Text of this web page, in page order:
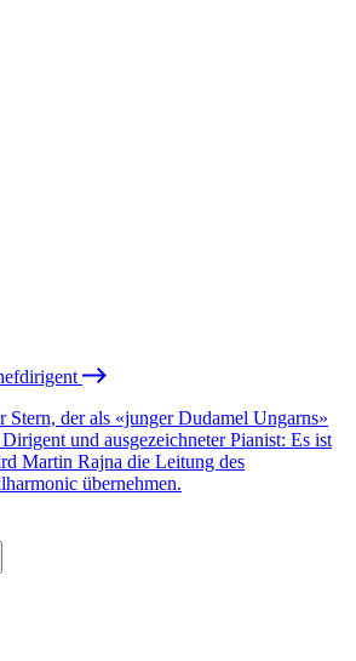
Stern, der als «junger Dudamel Ungarns»
und ausgezeichneter Pianist: Es ist
Martin Rajna die Leitung des
übernehmen.